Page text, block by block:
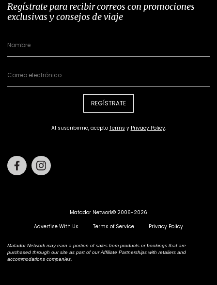
Regístrate para recibir correos con promociones
exclusivas y consejos de viaje
REGÍSTRATE
Al suscribirme, acepto Terms y Privacy Policy.
Facebook
Matador Network© 2006-2026
Advertise With Us
Terms of Service Privacy Policy
Matador Network may earn a portion of sales from products or bookings that are
purchased through our site as part of our Affiliate Partnerships with retailers and
accommodations companies.